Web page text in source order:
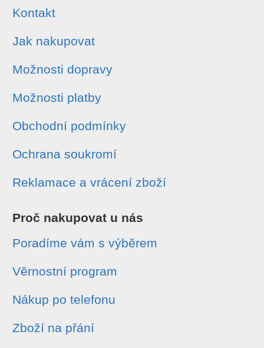
Kontakt
Jak nakupovat
Možnosti dopravy
Možnosti platby
Obchodní podmínky
Ochrana soukromí
Reklamace a vrácení zboží
Proč nakupovat u nás
Poradíme vám s výběrem
Věrnostní program
Nákup po telefonu
Zboží na přání